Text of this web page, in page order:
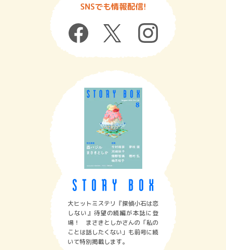
SNSでも情報配信!
大ヒットミステリ『探偵小石は恋
しない』待望の続編が本誌に登
場！ まさきとしかさんの「私の
ことは話したくない」も前号に続
いて特別掲載します。